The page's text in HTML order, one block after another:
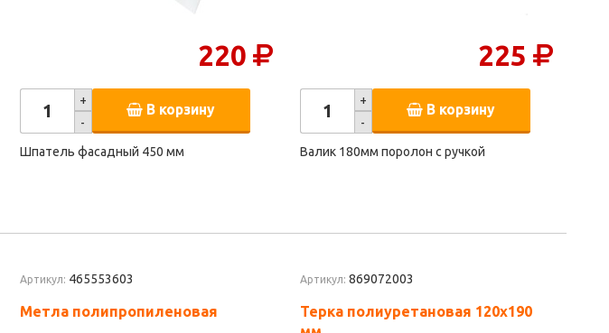
220
+
-
В корзину
Шпатель фасадный 450 мм
225
+
-
В корзину
Валик 180мм поролон с ручкой
Артикул: 465553603
Метла полипропиленовая
Артикул: 869072003
Терка полиуретановая 120х190